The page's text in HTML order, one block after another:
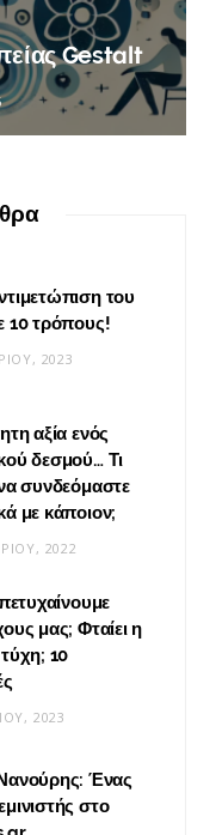
Gestalt
του
10 τρόπους!
2023
αξία ενός
δεσμού… Τι
συνδεόμαστε
με κάποιον;
2022
μας; Φταίει η
10
2023
Ένας
στο